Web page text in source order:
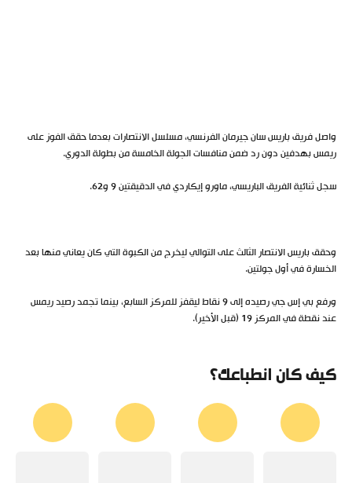
واصل فريق باريس سان جيرمان الفرنسي، مسلسل الانتصارات بعدما حقق الفوز على
ريمس بهدفين دون رد ضمن منافسات الجولة الخامسة من بطولة الدوري.
سجل ثنائية الفريق الباريسي، ماورو إيكاردي في الدقيقتين 9 و62.
وحقق باريس الانتصار الثالث على التوالي ليخرج من الكبوة التي كان يعاني منها بعد
الخسارة في أول جولتين.
ورفع بي إس جي رصيده إلى 9 نقاط ليقفز للمركز السابع، بينما تجمد رصيد ريمس
عند نقطة في المركز 19 (قبل الأخير).
كيف كان انطباعك؟